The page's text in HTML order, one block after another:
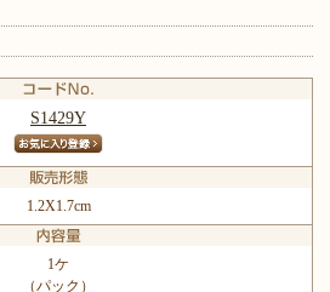
S1429Y
1.2X1.7cm
1ケ
（パック）